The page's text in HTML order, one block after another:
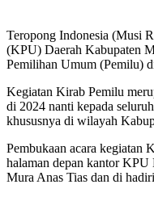
Teropong Indonesia (Musi
(KPU) Daerah Kabupaten
Pemilihan Umum (Pemilu)
Kegiatan Kirab Pemilu
di 2024 nanti kepada
khususnya di wilayah
Pembukaan acara kegiatan
halaman depan kantor
Mura Anas Tias dan di